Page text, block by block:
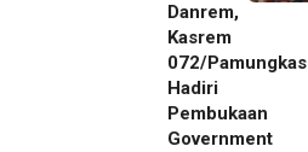
Danrem,
Kasrem
072/Pamungkas
Hadiri
Pembukaan
Government